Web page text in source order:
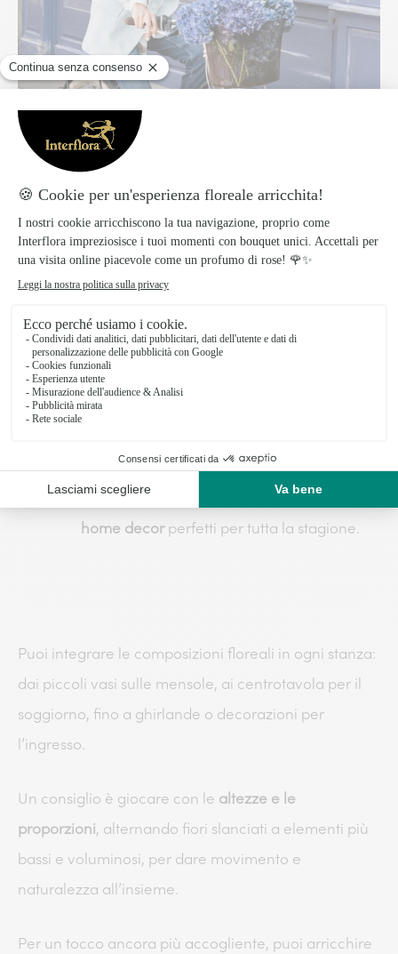
I fiori freschi donano colore e vitalità,
rinnovando immediatamente l’atmosfera di
un ambiente;
senza tempo, con una durata pressoché
illimitata che li trasforma in elementi di
home decorperfetti per tutta la stagione.
Puoi integrare le composizioni floreali in ogni stanza:
dai piccoli vasi sulle mensole, ai centrotavola per il
soggiorno, fino a ghirlande o decorazioni per
l’ingresso.
Un consiglio è giocare con le altezze e le
proporzioni, alternando fiori slanciati a elementi più
bassi e voluminosi, per dare movimento e
naturalezza all’insieme.
Per un tocco ancora più accogliente, puoi arricchire